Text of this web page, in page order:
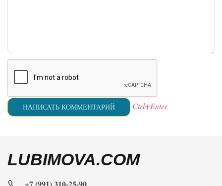
Ctrl+Enter
LUBIMOVA.COM